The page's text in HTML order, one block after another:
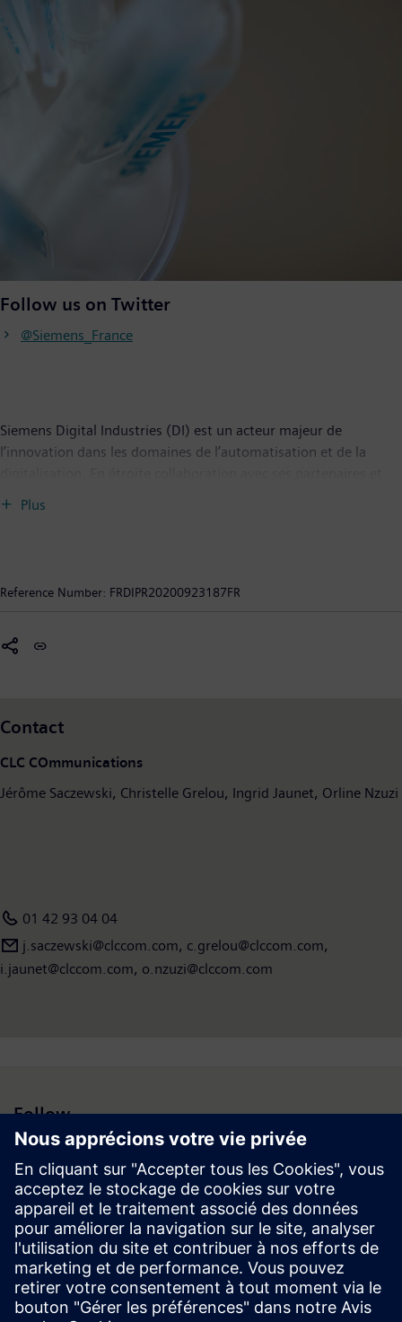
Follow us on Twitter
@Siemens_France
Siemens Digital Industries (DI) est un acteur majeur de
l’innovation dans les domaines de l’automatisation et de la
ses clients, DI œuvre à la transformation numérique de
répondre aux besoins sectoriels les plus divers et d’accroître leur
technologies porteuses d’avenir à son offre. Siemens Digital
Plus
Reference Number: FRDIPR20200923187FR
Contact
CLC COmmunications
Jérôme Saczewski, Christelle Grelou, Ingrid Jaunet, Orline Nzuzi
01 42 93 04 04
j.saczewski@clccom.com, c.grelou@clccom.com,
i.jaunet@clccom.com, o.nzuzi@clccom.com
Follow
Espace médias | Entreprise | Siemens
© Siemens 1996 – 2026
Information corporate